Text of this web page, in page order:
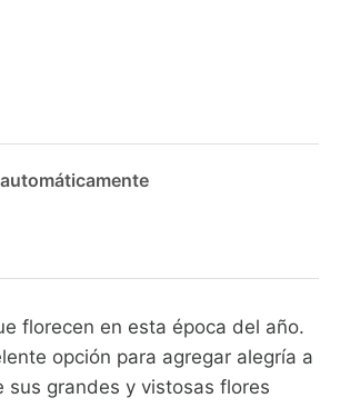
automáticamente
florecen en esta época del año.
opción para agregar alegría a
sus grandes y vistosas flores